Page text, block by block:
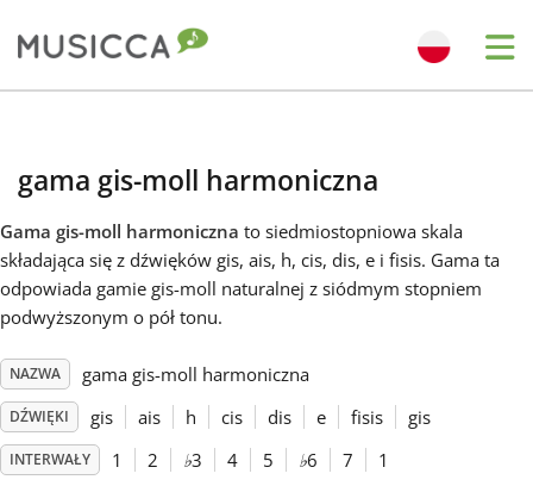
Български
Dansk
English
gama gis-moll harmoniczna
Gama gis-moll harmoniczna to siedmiostopniowa skala
składająca się z dźwięków gis, ais, h, cis, dis, e i fisis. Gama ta
odpowiada gamie gis-moll naturalnej z siódmym stopniem
podwyższonym o pół tonu.
NAZWA gama gis-moll harmoniczna
DŹWIĘKI gis ais h cis dis e fisis gis
INTERWAŁY 1 2 ♭3 4 5 ♭6 7 1